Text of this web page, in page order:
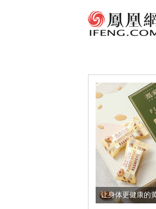
让身体更健康的黄金亚麻籽，